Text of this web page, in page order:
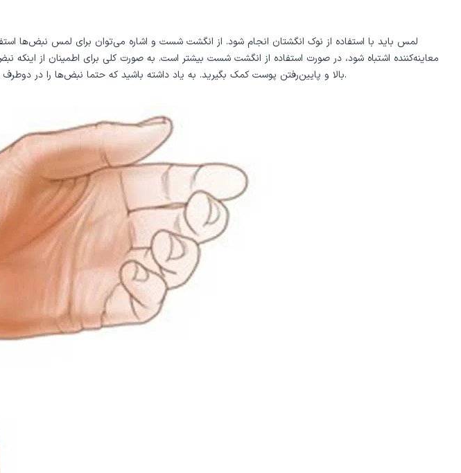
لمس باید با استفاده از نوک انگشتان انجام شود. از انگشت شست و اشاره می‌توان برای لمس نبض‌ها
معاینه‌کننده اشتباه شود، در صورت استفاده از انگشت شست بیشتر است. به صورت کلی برای اطمینان از
بالا و پایین‌رفتن پوست کمک بگیرید. به یاد داشته باشید که حتما نبض‌ها را در دوطرف معاینه کنید و با یکدیگر مقایسه کنید. در هیچ شرایطی، نبض‌های کاروتید را همزمان با یک‌دیگر لمس و معاینه نکنید.